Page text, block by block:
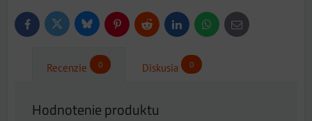
FacebookTwitter BlueskyPinterestReddit LinkedInWhatsApp
E-
mail
Recenzie 0 Diskusia 0
Hodnotenie produktu